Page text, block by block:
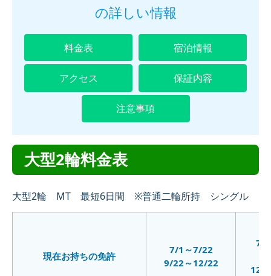
中型一種
普通二種
の詳しい情報
料金表 宿泊情報
アクセス 保証内容
注意事項
大型2輪料金表
大型2輪 MT 最短6日間 ※普通二輪所持 シングル
現在お持ちの免許
7/1～7/22
9/22～12/22
7/
12/